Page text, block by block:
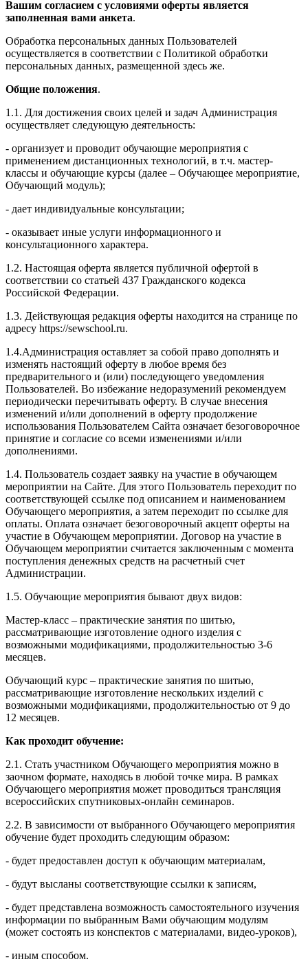
Вашим согласием с условиями оферты является
заполненная вами анкета.
Обработка персональных данных Пользователей
осуществляется в соответствии с Политикой обработки
персональных данных, размещенной здесь же.
Общие положения.
1.1. Для достижения своих целей и задач Администрация
осуществляет следующую деятельность:
- организует и проводит обучающие мероприятия с
применением дистанционных технологий, в т.ч. мастер-
классы и обучающие курсы (далее – Обучающее мероприятие,
Обучающий модуль);
- дает индивидуальные консультации;
- оказывает иные услуги информационного и
консультационного характера.
1.2. Настоящая оферта является публичной офертой в
соответствии со статьей 437 Гражданского кодекса
Российской Федерации.
1.3. Действующая редакция оферты находится на странице по
адресу https://sewschool.ru.
1.4.Администрация оставляет за собой право дополнять и
изменять настоящий оферту в любое время без
предварительного и (или) последующего уведомления
Пользователей. Во избежание недоразумений рекомендуем
периодически перечитывать оферту. В случае внесения
изменений и/или дополнений в оферту продолжение
использования Пользователем Сайта означает безоговорочное
принятие и согласие со всеми изменениями и/или
дополнениями.
1.4. Пользователь создает заявку на участие в обучающем
мероприятии на Сайте. Для этого Пользователь переходит по
соответствующей ссылке под описанием и наименованием
Обучающего мероприятия, а затем переходит по ссылке для
оплаты. Оплата означает безоговорочный акцепт оферты на
участие в Обучающем мероприятии. Договор на участие в
Обучающем мероприятии считается заключенным с момента
поступления денежных средств на расчетный счет
Администрации.
1.5. Обучающие мероприятия бывают двух видов:
Мастер-класс – практические занятия по шитью,
рассматривающие изготовление одного изделия с
возможными модификациями, продолжительностью 3-6
месяцев.
Обучающий курс – практические занятия по шитью,
рассматривающие изготовление нескольких изделий с
возможными модификациями, продолжительностью от 9 до
12 месяцев.
Как проходит обучение:
2.1. Стать участником Обучающего мероприятия можно в
заочном формате, находясь в любой точке мира. В рамках
Обучающего мероприятия может проводиться трансляция
всероссийских спутниковых-онлайн семинаров.
2.2. В зависимости от выбранного Обучающего мероприятия
обучение будет проходить следующим образом:
- будет предоставлен доступ к обучающим материалам,
- будут высланы соответствующие ссылки к записям,
- будет представлена возможность самостоятельного изучения
информации по выбранным Вами обучающим модулям
(может состоять из конспектов с материалами, видео-уроков),
- иным способом.